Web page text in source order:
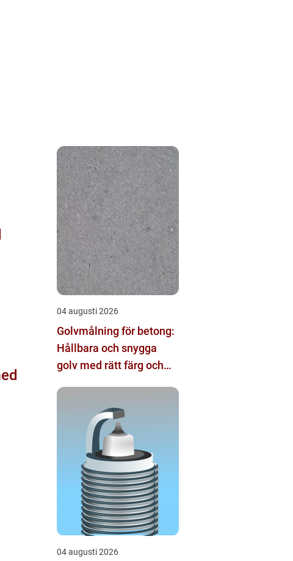
04 augusti 2026
Golvmålning för betong:
Hållbara och snygga
golv med rätt färg och
04 augusti 2026